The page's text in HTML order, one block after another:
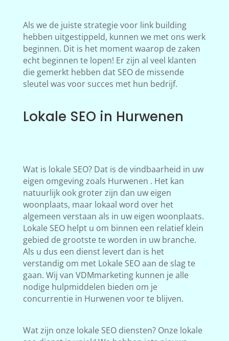
Als we de juiste strategie voor link building
hebben uitgestippeld, kunnen we met ons werk
beginnen. Dit is het moment waarop de zaken
echt beginnen te lopen! Er zijn al veel klanten
die gemerkt hebben dat SEO de missende
sleutel was voor succes met hun bedrijf.
Lokale SEO in Hurwenen
Wat is lokale SEO? Dat is de vindbaarheid in uw
eigen omgeving zoals Hurwenen . Het kan
natuurlijk ook groter zijn dan uw eigen
woonplaats, maar lokaal word over het
algemeen verstaan als in uw eigen woonplaats.
Lokale SEO helpt u om binnen een relatief klein
gebied de grootste te worden in uw branche.
Als u dus een dienst levert dan is het
verstandig om met Lokale SEO aan de slag te
gaan. Wij van VDMmarketing kunnen je alle
nodige hulpmiddelen bieden om je
concurrentie in Hurwenen voor te blijven.
Wat zijn onze lokale SEO diensten? Onze lokale